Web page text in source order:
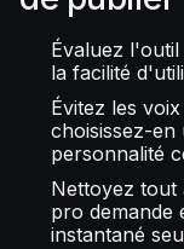
Évaluez
la facilité
Évitez les
choisissez-
personnalité
Nettoyez tout
pro demande
instantané